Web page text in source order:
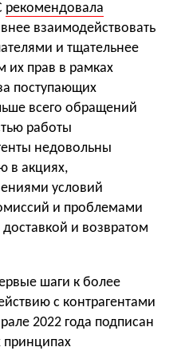
рекомендовала
взаимодействовать
и тщательнее
их прав в рамках
поступающих
всего обращений
работы
недовольны
в акциях,
условий
и проблемами
и возвратом
шаги к более
с контрагентами
2022 года подписан